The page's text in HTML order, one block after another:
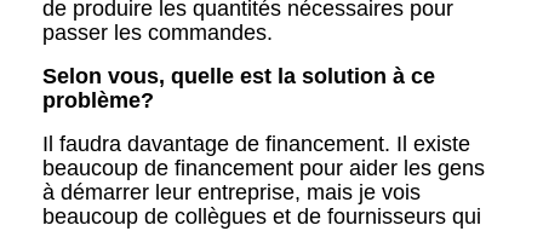
de produire les quantités nécessaires pour
passer les commandes.
Selon vous, quelle est la solution à ce
problème?
Il faudra davantage de financement. Il existe
beaucoup de financement pour aider les gens
à démarrer leur entreprise, mais je vois
beaucoup de collègues et de fournisseurs qui